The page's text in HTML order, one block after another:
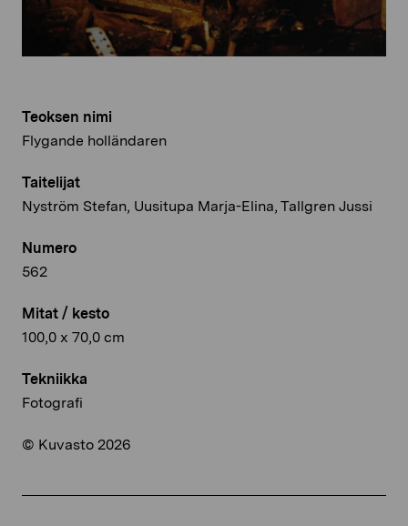
Teoksen nimi
Flygande holländaren
Taitelijat
Nyström Stefan, Uusitupa Marja-Elina, Tallgren Jussi
Numero
562
Mitat / kesto
100,0 x 70,0 cm
Tekniikka
Fotografi
© Kuvasto 2026